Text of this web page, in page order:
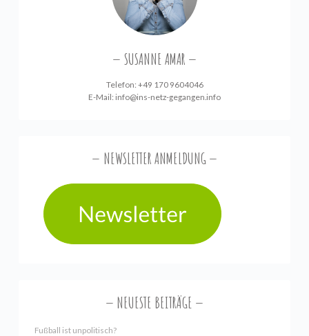
SUSANNE AMAR
Telefon: +49 170 9604046
E-Mail: info@ins-netz-gegangen.info
NEWSLETTER ANMELDUNG
NEUESTE BEITRÄGE
Fußball ist unpolitisch?